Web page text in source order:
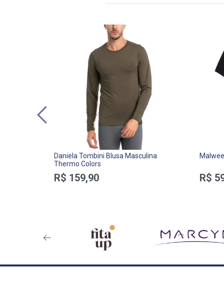
Daniela Tombini Blusa Masculina
Thermo Colors
R$ 159,90 R$